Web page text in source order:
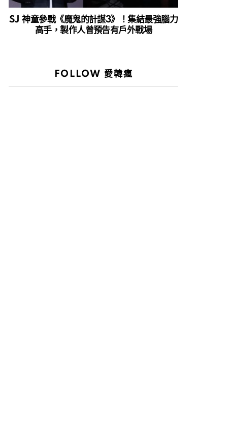
SJ 神童參戰《魔鬼的計謀3》！集結最強腦力
高手，製作人曾預告有戶外戰場
FOLLOW 愛韓瘋